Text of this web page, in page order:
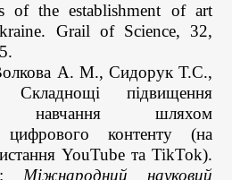
of the establishment of art
Grail of Science, 32,
А. М., Сидорук Т.С.,
підвищення
навчання шляхом
цифрового контенту (на
YouTube та TikTok).
: Міжнародний науковий